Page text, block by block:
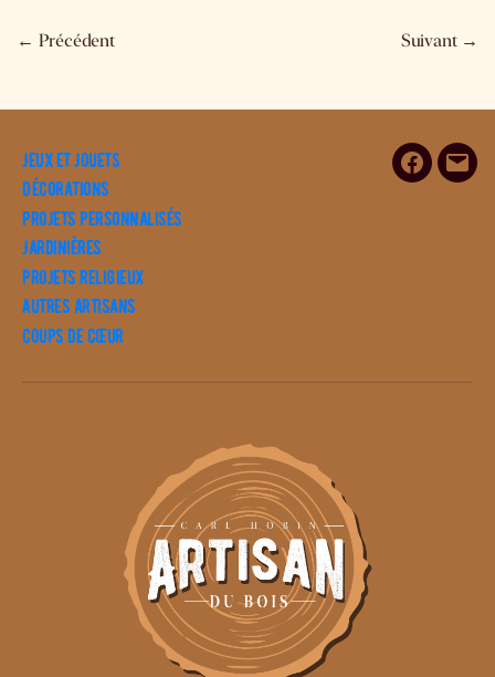
← Précédent Suivant →
Jeux et Jouets
Décorations
Projets personnalisés
Jardinières
Projets religieux
Autres artisans
Coups de cœur
FacebookE-